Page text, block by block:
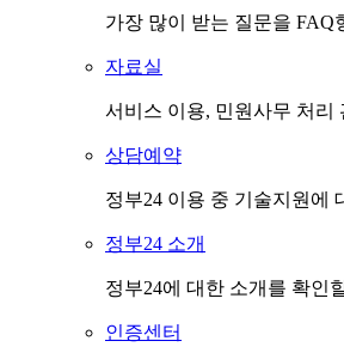
가장 많이 받는 질문을 FAQ
자료실
서비스 이용, 민원사무 처리
상담예약
정부24 이용 중 기술지원에
정부24 소개
정부24에 대한 소개를 확인
인증센터